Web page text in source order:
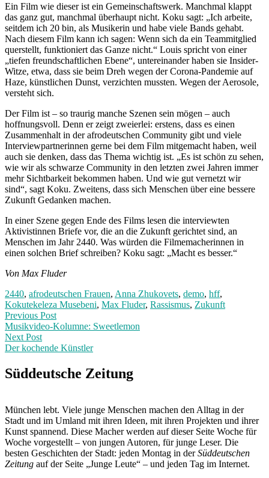
Ein Film wie dieser ist ein Gemeinschaftswerk. Manchmal klappt
das ganz gut, manchmal überhaupt nicht. Koku sagt: „Ich arbeite,
seitdem ich 20 bin, als Musikerin und habe viele Bands gehabt.
Nach diesem Film kann ich sagen: Wenn sich da ein Teammitglied
querstellt, funktioniert das Ganze nicht.“ Louis spricht von einer
„tiefen freundschaftlichen Ebene“, untereinander haben sie Insider-
Witze, etwa, dass sie beim Dreh wegen der Corona-Pandemie auf
Haze, künstlichen Dunst, verzichten mussten. Wegen der Aerosole,
versteht sich.
Der Film ist – so traurig manche Szenen sein mögen – auch
hoffnungsvoll. Denn er zeigt zweierlei: erstens, dass es einen
Zusammenhalt in der afrodeutschen Community gibt und viele
Interviewpartnerinnen gerne bei dem Film mitgemacht haben, weil
auch sie denken, dass das Thema wichtig ist. „Es ist schön zu sehen,
wie wir als schwarze Community in den letzten zwei Jahren immer
mehr Sichtbarkeit bekommen haben. Und wie gut vernetzt wir
sind“, sagt Koku. Zweitens, dass sich Menschen über eine bessere
Zukunft Gedanken machen.
In einer Szene gegen Ende des Films lesen die interviewten
Aktivistinnen Briefe vor, die an die Zukunft gerichtet sind, an
Menschen im Jahr 2440. Was würden die Filmemacherinnen in
einen solchen Brief schreiben? Koku sagt: „Macht es besser.“
Von Max Fluder
2440, afrodeutschen Frauen, Anna Zhukovets, demo, hff,
Kokutekeleza Musebeni, Max Fluder, Rassismus, Zukunft
Post
navigation
Previous PostPrevious
post:
Musikvideo-Kolumne: Sweetlemon
Next Post
Der kochende Künstler
Post:
Süddeutsche Zeitung
München lebt. Viele junge Menschen machen den Alltag in der
Stadt und im Umland mit ihren Ideen, mit ihren Projekten und ihrer
Kunst spannend. Diese Macher werden auf dieser Seite Woche für
Woche vorgestellt – von jungen Autoren, für junge Leser. Die
besten Geschichten der Stadt: jeden Montag in derSüddeutschen
Zeitung auf der Seite „Junge Leute“ – und jeden Tag im Internet.